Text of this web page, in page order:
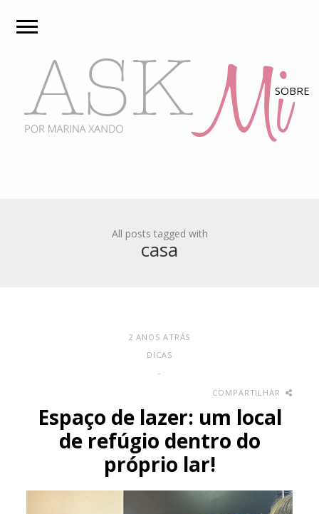
All posts tagged with
casa
2 ANOS ATRÁS
DICAS
-
COMPARTILHAR
Espaço de lazer: um local
de refúgio dentro do
próprio lar!